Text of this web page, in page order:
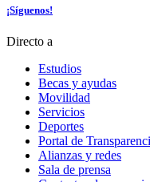
¡Síguenos!
Directo a
Estudios
Becas y ayudas
Movilidad
Servicios
Deportes
Portal de
Alianzas y redes
Sala de prensa